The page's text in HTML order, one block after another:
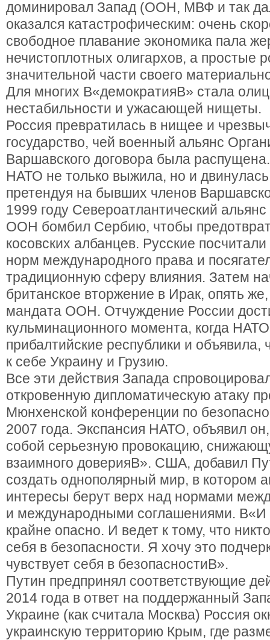
доминировал Запад (ООН, МВФ и так
оказался катастрофическим: очень
свободное плавание экономика пала
нечистоплотных олигархов, а простые
значительной части своего
Для многих В«демократияВ» стала
нестабильности и ужасающей нищеты.
Россия превратилась в нищее и
государство, чей военный альянс
Варшавского договора была
НАТО не только выжила, но и двинулась
претендуя на бывших членов
1999 году Североатлантический
ООН бомбил Сербию, чтобы
косовских албанцев. Русские
норм международного права и
традиционную сферу влияния. Затем
британское вторжение в Ирак, опять
мандата ООН. Отчуждение России
кульминационного момента, когда
прибалтийские республики и объявила,
к себе Украину и Грузию.
Все эти действия Запада
откровенную дипломатическую атаку
Мюнхенской конференции по
2007 года. Экспансия НАТО, объявил
собой серьезную провокацию,
взаимного доверияВ». США, добавил
создать однополярный мир, в котором
интересы берут верх над нормами
и международными соглашениями. В«И
крайне опасно. И ведет к тому, что
себя в безопасности. Я хочу это
чувствует себя в безопасностиВ».
Путин предпринял соответствующие
2014 года в ответ на поддержанный
Украине (как считала Москва) Россия
украинскую территорию Крым, где